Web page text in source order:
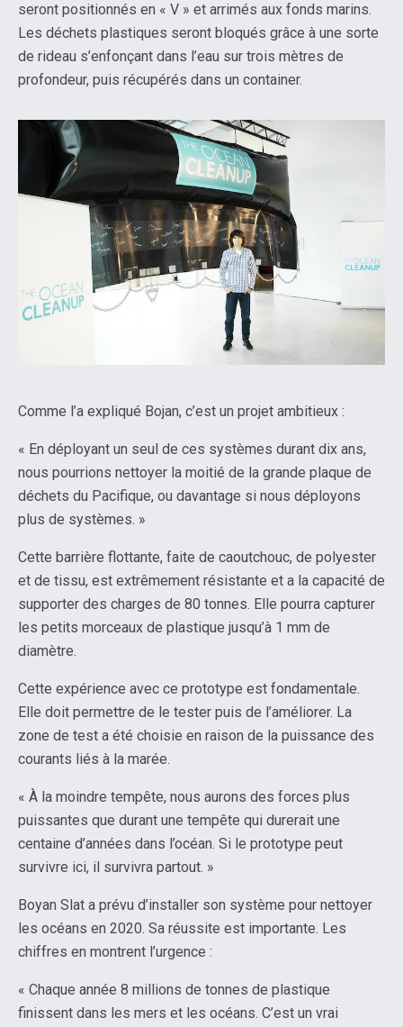
seront positionnés en « V » et arrimés aux fonds marins.
Les déchets plastiques seront bloqués grâce à une sorte
de rideau s’enfonçant dans l’eau sur trois mètres de
profondeur, puis récupérés dans un container.
Comme l’a expliqué Bojan, c’est un projet ambitieux :
« En déployant un seul de ces systèmes durant dix ans,
nous pourrions nettoyer la moitié de la grande plaque de
déchets du Pacifique, ou davantage si nous déployons
plus de systèmes. »
Cette barrière flottante, faite de caoutchouc, de polyester
et de tissu, est extrêmement résistante et a la capacité de
supporter des charges de 80 tonnes. Elle pourra capturer
les petits morceaux de plastique jusqu’à 1 mm de
diamètre.
Cette expérience avec ce prototype est fondamentale.
Elle doit permettre de le tester puis de l’améliorer. La
zone de test a été choisie en raison de la puissance des
courants liés à la marée.
« À la moindre tempête, nous aurons des forces plus
puissantes que durant une tempête qui durerait une
centaine d’années dans l’océan. Si le prototype peut
survivre ici, il survivra partout. »
Boyan Slat a prévu d’installer son système pour nettoyer
les océans en 2020. Sa réussite est importante. Les
chiffres en montrent l’urgence :
« Chaque année 8 millions de tonnes de plastique
finissent dans les mers et les océans. C’est un vrai